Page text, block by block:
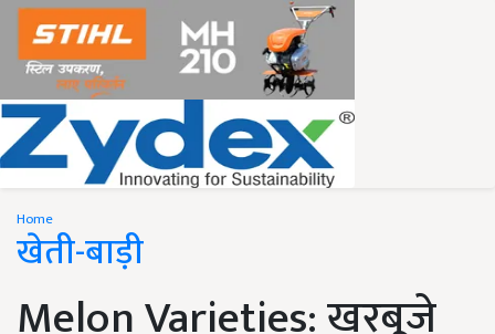
Home
खेती-बाड़ी
Melon Varieties: खरबूजे